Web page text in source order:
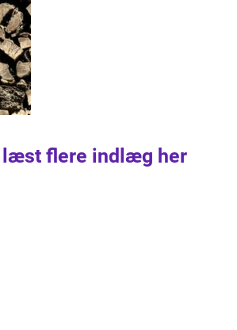
læst flere indlæg her